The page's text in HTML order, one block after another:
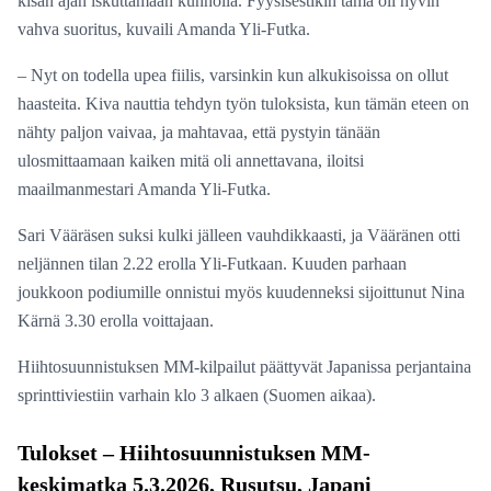
vahva suoritus, kuvaili Amanda Yli-Futka.
– Nyt on todella upea fiilis, varsinkin kun alkukisoissa on ollut
haasteita. Kiva nauttia tehdyn työn tuloksista, kun tämän eteen on
nähty paljon vaivaa, ja mahtavaa, että pystyin tänään
ulosmittaamaan kaiken mitä oli annettavana, iloitsi
maailmanmestari Amanda Yli-Futka.
Sari Vääräsen suksi kulki jälleen vauhdikkaasti, ja Vääränen otti
neljännen tilan 2.22 erolla Yli-Futkaan. Kuuden parhaan
joukkoon podiumille onnistui myös kuudenneksi sijoittunut Nina
Kärnä 3.30 erolla voittajaan.
Hiihtosuunnistuksen MM-kilpailut päättyvät Japanissa perjantaina
sprinttiviestiin varhain klo 3 alkaen (Suomen aikaa).
Tulokset – Hiihtosuunnistuksen MM-
keskimatka 5.3.2026, Rusutsu, Japani